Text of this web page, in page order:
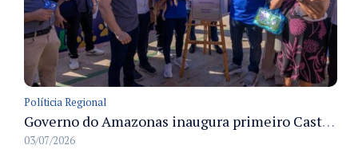
Políticia Regional
Governo do Amazonas inaugura primeiro Castramóvel Fluvial para atendimento veterinário às comunidades ribeirinhas e castração gratuita
03/07/2026